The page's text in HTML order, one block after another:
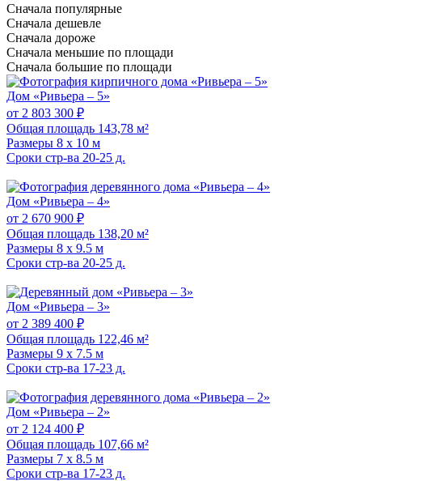
Сначала популярные
Сначала дешевле
Сначала дороже
Сначала меньшие по площади
Сначала большие по площади
Дом «Ривьера – 5»
от 2 803 300 ₽
Общая площадь 143,78 м²
Размеры 8 x 10 м
Сроки стр-ва 20-25 д.
Дом «Ривьера – 4»
от 2 670 900 ₽
Общая площадь 138,20 м²
Размеры 8 x 9.5 м
Сроки стр-ва 20-25 д.
Дом «Ривьера – 3»
от 2 389 400 ₽
Общая площадь 122,46 м²
Размеры 9 x 7.5 м
Сроки стр-ва 17-23 д.
Дом «Ривьера – 2»
от 2 124 400 ₽
Общая площадь 107,66 м²
Размеры 7 x 8.5 м
Сроки стр-ва 17-23 д.